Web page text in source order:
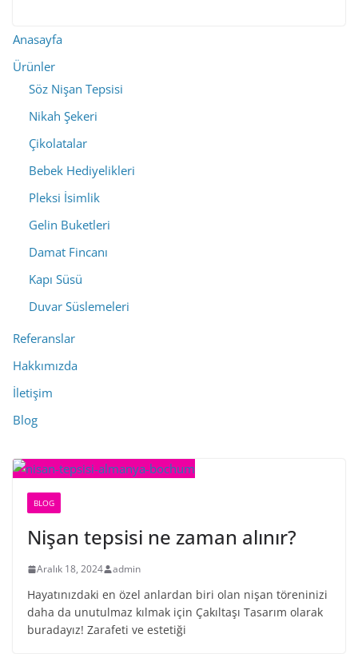
Anasayfa
Ürünler
Söz Nişan Tepsisi
Nikah Şekeri
Çikolatalar
Bebek Hediyelikleri
Pleksi İsimlik
Gelin Buketleri
Damat Fincanı
Kapı Süsü
Duvar Süslemeleri
Referanslar
Hakkımızda
İletişim
Blog
BLOG
Nişan tepsisi ne zaman alınır?
Aralık 18, 2024 admin
Hayatınızdaki en özel anlardan biri olan nişan töreninizi
daha da unutulmaz kılmak için Çakıltaşı Tasarım olarak
buradayız! Zarafeti ve estetiği